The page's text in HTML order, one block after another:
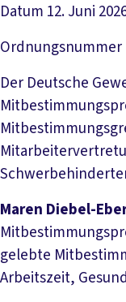
Datum 12. Juni
Ordnungsnummer
Der Deutsche
Maren Diebel-
gelebte
Arbeitszeit,